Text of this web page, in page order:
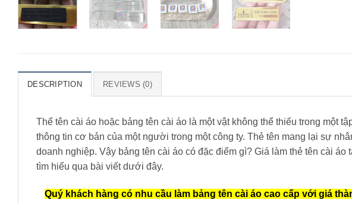
DESCRIPTION REVIEWS (0)
Thể tên cài áo hoặc bảng tên cài áo là một vật không thể thiếu trong một
thông tin cơ bản của một người trong một công ty. Thẻ tên mang lại sự
doanh nghiệp. Vậy bảng tên cài áo có đặc điểm gì? Giá làm thẻ tên cài
tìm hiểu qua bài viết dưới đây.
Quý khách hàng có nhu cầu làm bảng tên cài áo cao cấp với giá